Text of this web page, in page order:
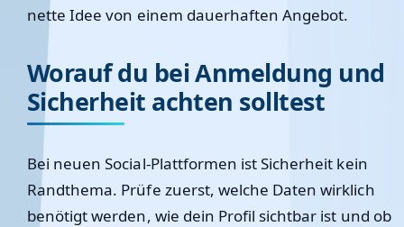
nette Idee von einem dauerhaften Angebot.
Worauf du bei Anmeldung und
Sicherheit achten solltest
Bei neuen Social-Plattformen ist Sicherheit kein
Randthema. Prüfe zuerst, welche Daten wirklich
benötigt werden, wie dein Profil sichtbar ist und ob